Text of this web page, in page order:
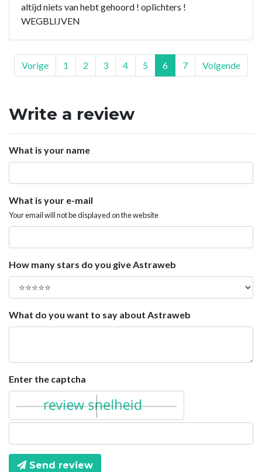
altijd niets van hebt gehoord ! oplichters !
WEGBLIJVEN
Vorige 1 2 3 4 5 6 7 Volgende
Write a review
What is your name
What is your e-mail
Your email will not be displayed on the website
How many stars do you give Astraweb
What do you want to say about Astraweb
Enter the captcha
Send review